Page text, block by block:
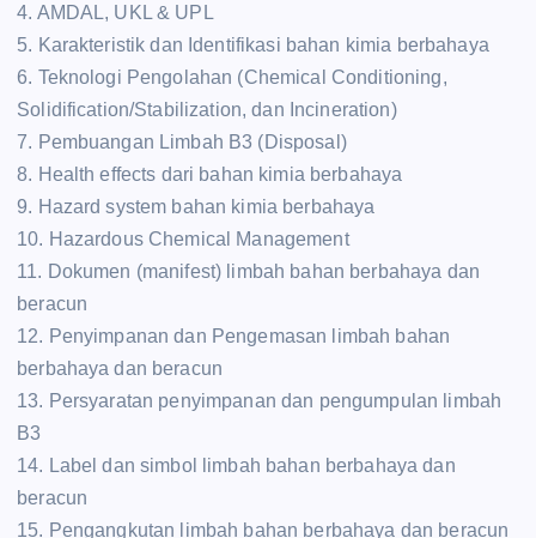
4. AMDAL, UKL & UPL
5. Karakteristik dan Identifikasi bahan kimia berbahaya
6. Teknologi Pengolahan (Chemical Conditioning,
Solidification/Stabilization, dan Incineration)
7. Pembuangan Limbah B3 (Disposal)
8. Health effects dari bahan kimia berbahaya
9. Hazard system bahan kimia berbahaya
10. Hazardous Chemical Management
11. Dokumen (manifest) limbah bahan berbahaya dan
beracun
12. Penyimpanan dan Pengemasan limbah bahan
berbahaya dan beracun
13. Persyaratan penyimpanan dan pengumpulan limbah
B3
14. Label dan simbol limbah bahan berbahaya dan
beracun
15. Pengangkutan limbah bahan berbahaya dan beracun